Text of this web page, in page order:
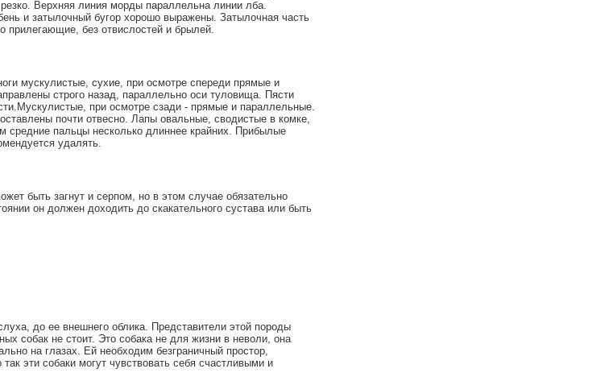
Верхняя линия морды параллельна линии лба.
и затылочный бугор хорошо выражены. Затылочная часть
прилегающие, без отвислостей и брылей.
мускулистые, сухие, при осмотре спереди прямые и
строго назад, параллельно оси туловища. Пясти
при осмотре сзади - прямые и параллельные.
почти отвесно. Лапы овальные, сводистые в комке,
средние пальцы несколько длиннее крайних. Прибылые
удалять.
быть загнут и серпом, но в этом случае обязательно
он должен доходить до скакательного сустава или быть
до ее внешнего облика. Представители этой породы
собак не стоит. Это собака не для жизни в неволи, она
на глазах. Ей необходим безграничный простор,
эти собаки могут чувствовать себя счастливыми и